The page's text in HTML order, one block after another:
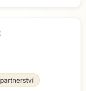
partnerství